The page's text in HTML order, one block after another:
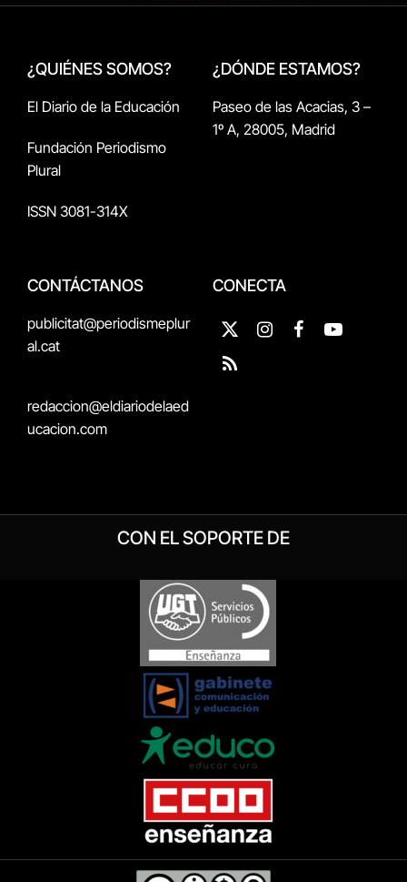
¿QUIÉNES SOMOS?
El Diario de la Educación
Fundación Periodismo
Plural
ISSN 3081-314X
¿DÓNDE ESTAMOS?
Paseo de las Acacias, 3 –
1º A, 28005, Madrid
CONTÁCTANOS
publicitat@periodismeplur
al.cat
redaccion@eldiariodelaed
ucacion.com
CONECTA
X
(Twitter)
InstagramFacebookYouTube
RSS
CON EL SOPORTE DE